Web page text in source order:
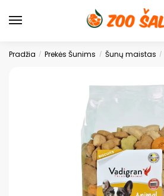
Pradžia / Prekės Šunims / Šunų maistas /